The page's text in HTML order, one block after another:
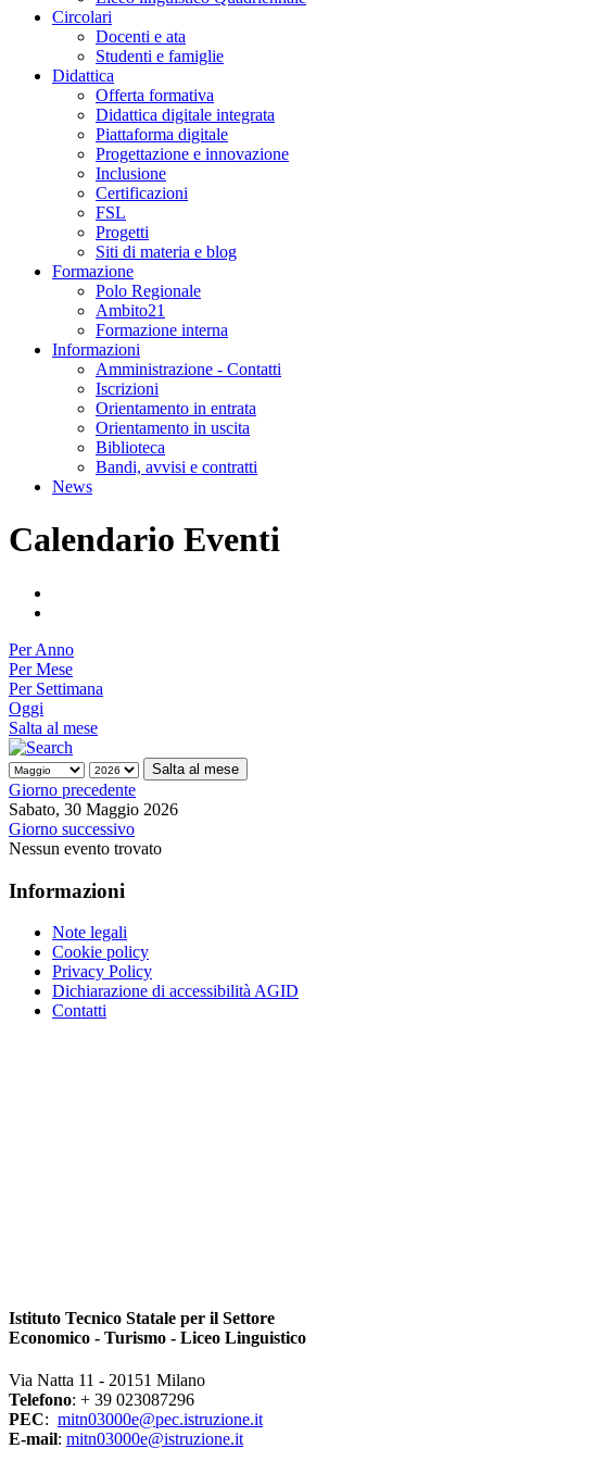
Circolari
Docenti e ata
Studenti e famiglie
Didattica
Offerta formativa
Didattica digitale integrata
Piattaforma digitale
Progettazione e innovazione
Inclusione
Certificazioni
FSL
Progetti
Siti di materia e blog
Formazione
Polo Regionale
Ambito21
Formazione interna
Informazioni
Amministrazione - Contatti
Iscrizioni
Orientamento in entrata
Orientamento in uscita
Biblioteca
Bandi, avvisi e contratti
News
Calendario Eventi
Per Anno
Per Mese
Per Settimana
Oggi
Salta al mese
Salta al mese
Giorno precedente
Sabato, 30 Maggio 2026
Giorno successivo
Nessun evento trovato
Informazioni
Note legali
Cookie policy
Privacy Policy
Dichiarazione di accessibilità AGID
Contatti
Istituto Tecnico Statale per il Settore
Economico - Turismo - Liceo Linguistico
Via Natta 11 - 20151 Milano
Telefono: + 39 023087296
PEC: mitn03000e@pec.istruzione.it
E-mail: mitn03000e@istruzione.it